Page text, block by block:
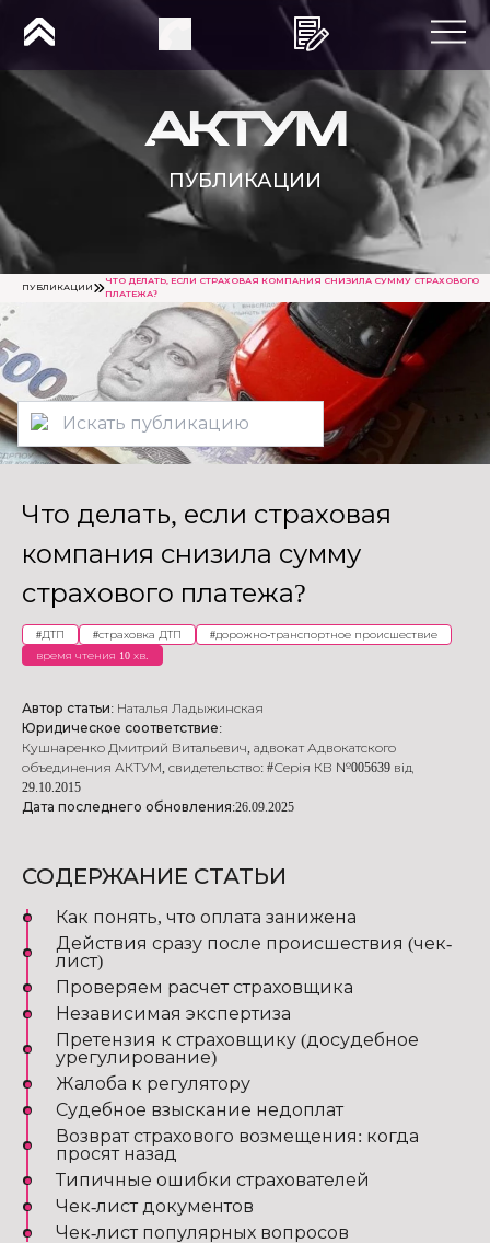
ПУБЛИКАЦИИ
ПУБЛИКАЦИИ
ЧТО ДЕЛАТЬ, ЕСЛИ СТРАХОВАЯ КОМПАНИЯ СНИЗИЛА СУММУ СТРАХОВОГО
ПЛАТЕЖА?
Что делать, если страховая
компания снизила сумму
страхового платежа?
#ДТП #страховка ДТП #дорожно-транспортное происшествие
время чтения 10 хв.
Автор статьи: Наталья Ладыжинская
Юридическое соответствие:
Кушнаренко Дмитрий Витальевич, адвокат Адвокатского
объединения АКТУМ, свидетельство: #Серія КВ №005639 від
29.10.2015
Дата последнего обновления:26.09.2025
СОДЕРЖАНИЕ СТАТЬИ
Как понять, что оплата занижена
Действия сразу после происшествия (чек-
лист)
Проверяем расчет страховщика
Независимая экспертиза
Претензия к страховщику (досудебное
урегулирование)
Жалоба к регулятору
Судебное взыскание недоплат
Возврат страхового возмещения: когда
просят назад
Типичные ошибки страхователей
Чек-лист документов
Чек-лист популярных вопросов